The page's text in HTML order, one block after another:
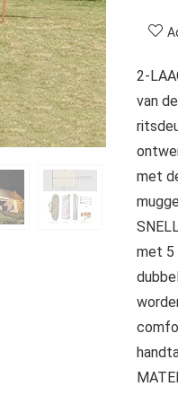
2-
van
met
met 5